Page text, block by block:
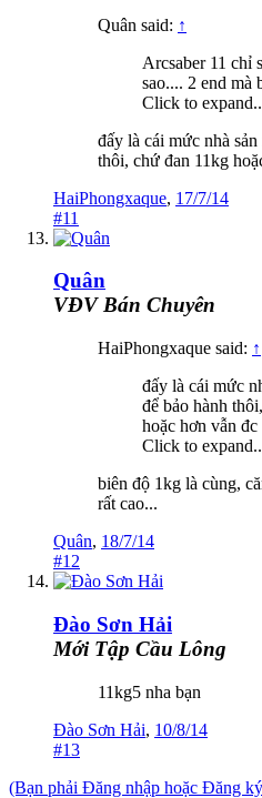
Quân said: ↑
Arcsaber 11 chỉ
sao.... 2 end mà
Click to
đấy là cái mức nhà
thôi, chứ đan 11kg
HaiPhongxaque, 17/7/14
#11
Quân
VĐV Bán Chuyên
HaiPhongxaque said: ↑
đấy là cái mức
để bảo hành
hoặc hơn vẫn đc
Click to
biên độ 1kg là cùng,
rất cao...
Quân, 18/7/14
#12
Đào Sơn Hải
Mới Tập Cầu Lông
11kg5 nha bạn
Đào Sơn Hải, 10/8/14
#13
(Bạn phải Đăng nhập hoặc Đăng